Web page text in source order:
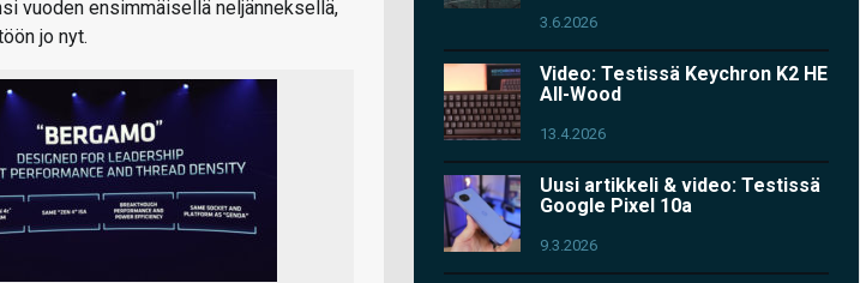
vuoden ensimmäisellä neljänneksellä,
jo nyt.
3.6.2026
Video: Testissä Keychron K2 HE
All-Wood
13.4.2026
Uusi artikkeli & video: Testissä
Google Pixel 10a
9.3.2026